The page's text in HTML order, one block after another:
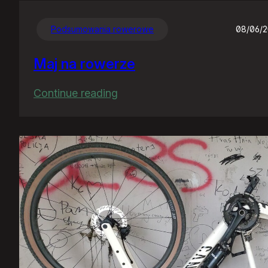
Podsumowania rowerowe 08/06/
Maj na rowerze
Continue reading
rowerze